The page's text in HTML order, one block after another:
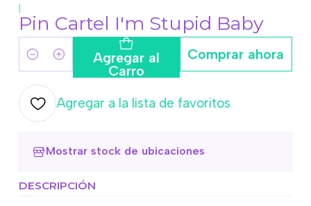
|
Pin Cartel I'm Stupid Baby
Cantidad Agregar al
Carro
Comprar ahora
Agregar a la lista de favoritos
Mostrar stock de ubicaciones
DESCRIPCIÓN